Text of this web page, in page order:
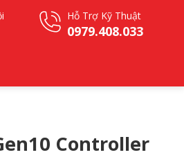
Hỗ Trợ Kỹ Thuật
0979.408.033
Controller